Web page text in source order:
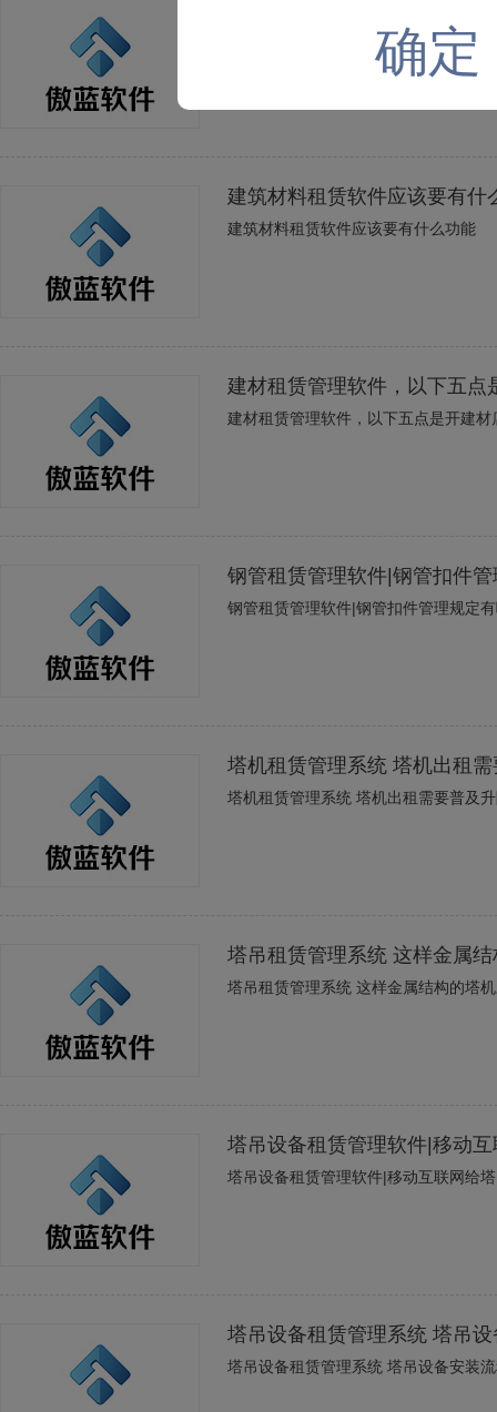
什么建筑材料租赁能用得上建材租赁软
建筑材料租赁软件应该要有什
建筑材料租赁软件应该要有什么功能
建材租赁管理软件，以下五点
建材租赁管理软件，以下五点是开建材
钢管租赁管理软件|钢管扣件
钢管租赁管理软件|钢管扣件管理规定
塔机租赁管理系统 塔机出租
塔机租赁管理系统 塔机出租需要普及
塔吊租赁管理系统 这样金属
塔吊租赁管理系统 这样金属结构的塔
塔吊设备租赁管理软件|移动
塔吊设备租赁管理软件|移动互联网给
塔吊设备租赁管理系统 塔吊
塔吊设备租赁管理系统 塔吊设备安装
确定